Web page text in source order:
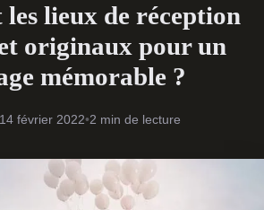
les lieux de réception
originaux pour un
mémorable ?
14 février 2022•2 min de lecture